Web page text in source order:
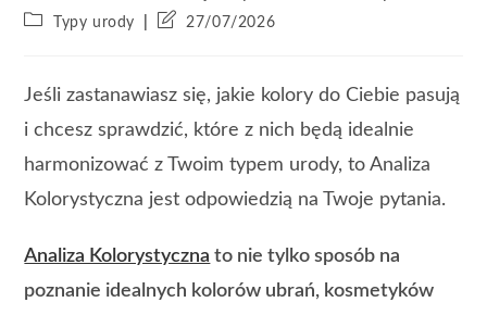
Typy urody
27/07/2026
Jeśli zastanawiasz się, jakie kolory do Ciebie pasują
i chcesz sprawdzić, które z nich będą idealnie
harmonizować z Twoim typem urody, to Analiza
Kolorystyczna jest odpowiedzią na Twoje pytania.
Analiza Kolorystyczna to nie tylko sposób na
poznanie idealnych kolorów ubrań, kosmetyków